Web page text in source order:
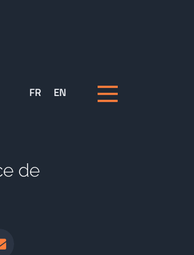
FR EN
de